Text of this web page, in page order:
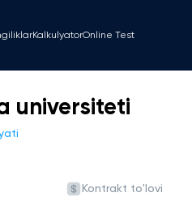
KalkulyatorOnline Test
universiteti
Kontrakt to'lovi